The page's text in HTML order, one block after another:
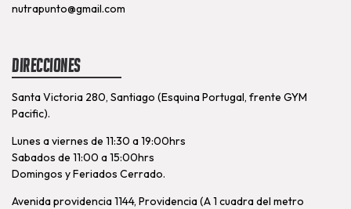
nutrapunto@gmail.com
Direcciones
Santa Victoria 280, Santiago (Esquina Portugal, frente GYM
Pacific).
Lunes a viernes de 11:30 a 19:00hrs
Sabados de 11:00 a 15:00hrs
Domingos y Feriados Cerrado.
Avenida providencia 1144, Providencia (A 1 cuadra del metro